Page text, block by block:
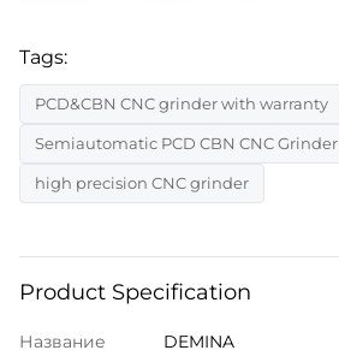
Tags:
PCD&CBN CNC grinder with warranty
Semiautomatic PCD CBN CNC Grinder
high precision CNC grinder
Product Specification
Название
DEMINA